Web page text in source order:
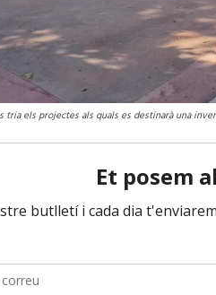
tria els projectes als quals es destinarà una